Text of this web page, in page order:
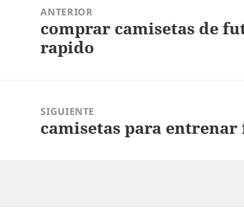
entradas
ANTERIOR
Entrada
anterior:
comprar camisetas de
rapido
SIGUIENTE
Entrada
camisetas para